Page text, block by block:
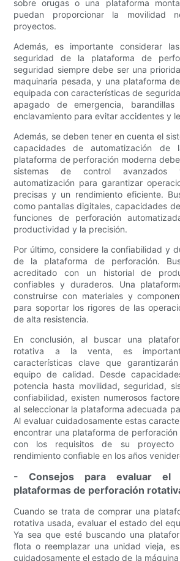
sobre orugas o una plataforma
puedan proporcionar la movilidad
proyectos.
Además, es importante considerar
seguridad de la plataforma de
seguridad siempre debe ser una
maquinaria pesada, y una plataforma
equipada con características de
apagado de emergencia,
enclavamiento para evitar accidentes y
Además, se deben tener en cuenta el
capacidades de automatización de
plataforma de perforación moderna
sistemas de control
automatización para garantizar
precisas y un rendimiento eficiente.
como pantallas digitales, capacidades
funciones de perforación
productividad y la precisión.
Por último, considere la confiabilidad y
de la plataforma de perforación.
acreditado con un historial de
confiables y duraderos. Una
construirse con materiales y
para soportar los rigores de las
de alta resistencia.
En conclusión, al buscar una
rotativa a la venta, es
características clave que
equipo de calidad. Desde
potencia hasta movilidad, seguridad,
confiabilidad, existen numerosos
al seleccionar la plataforma adecuada
Al evaluar cuidadosamente estas
encontrar una plataforma de
con los requisitos de su proyecto
rendimiento confiable en los años
- Consejos para evaluar el
plataformas de perforación
Cuando se trata de comprar una
rotativa usada, evaluar el estado del
Ya sea que esté buscando una
flota o reemplazar una unidad vieja,
cuidadosamente el estado de la